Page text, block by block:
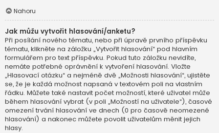
Nahoru
Jak můžu vytvořit hlasování/anketu?
Při posílání nového tématu, nebo při úpravě prvního příspěvku
tématu, klikněte na záložku „Vytvořit hlasování“ pod hlavním
formulářem pro text příspěvku. Pokud tuto záložku nevidíte,
nemáte potřebné oprávnění k vytvoření hlasování. Vložte
„Hlasovací otázku“ a nejméně dvě „Možnosti hlasování“, ujistěte
se, že je každá možnost napsaná v textovém poli na vlastním
řádku. Můžete také nastavit počet možností, které uživatel může
během hlasování vybrat (v poli „Možností na uživatele“), časové
omezení trvání hlasování ve dnech (0 pro časově neomezené
hlasování) a nakonec můžete povolit uživatelům měnit jejich
hlasy.